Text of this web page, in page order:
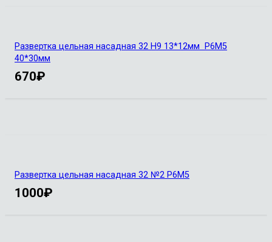
Развертка цельная насадная 32 Н9 13*12мм Р6М5
40*30мм
670₽
Развертка цельная насадная 32 №2 Р6М5
1000₽